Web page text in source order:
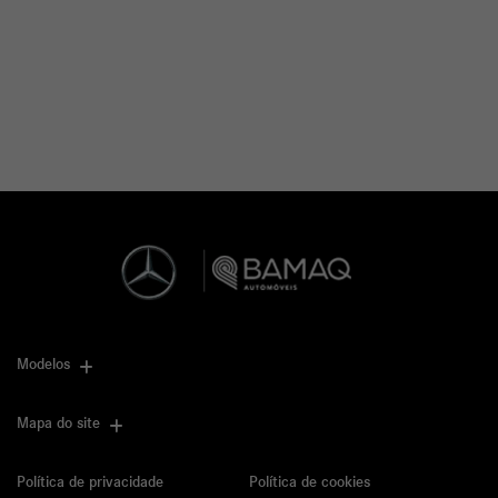
Modelos
Mapa do site
Política de privacidade Política de cookies